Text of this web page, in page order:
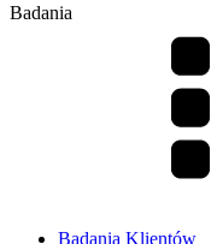
Badania
Badania Klientów